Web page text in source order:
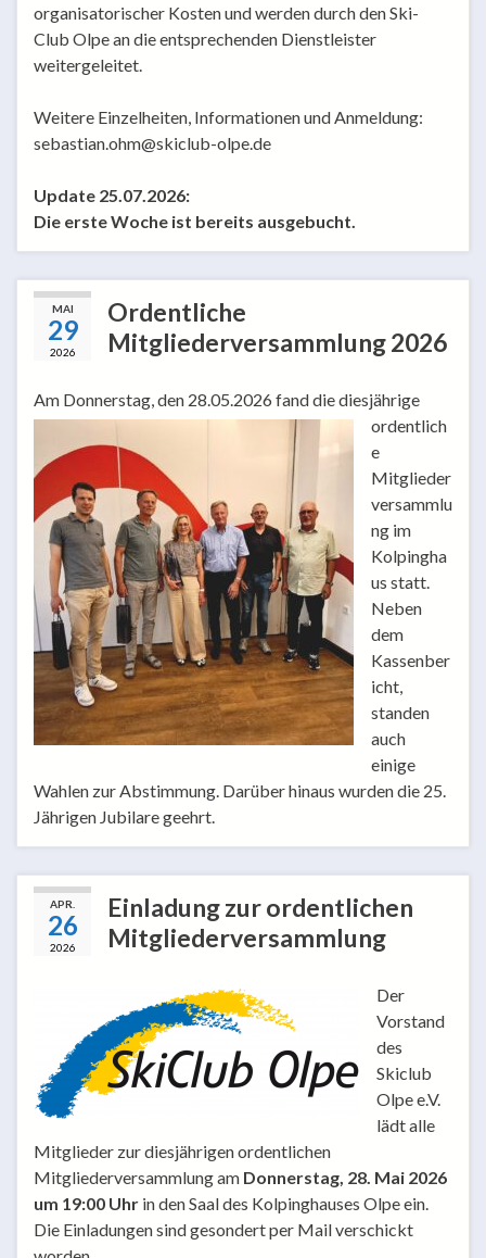
organisatorischer Kosten und werden durch den Ski-
Club Olpe an die entsprechenden Dienstleister
weitergeleitet.
Weitere Einzelheiten, Informationen und Anmeldung:
sebastian.ohm@skiclub-olpe.de
Update 25.07.2026:
Die erste Woche ist bereits ausgebucht.
MAI
29
2026
Ordentliche
Mitgliederversammlung 2026
Am Donnerstag, den 28.05.2026 fand die diesjährige
ordentlich
e
Mitglieder
versammlu
ng im
Kolpingha
us statt.
Neben
dem
Kassenber
icht,
standen
auch
einige
Wahlen zur Abstimmung. Darüber hinaus wurden die 25.
Jährigen Jubilare geehrt.
APR.
26
2026
Einladung zur ordentlichen
Mitgliederversammlung
Der
Vorstand
des
Skiclub
Olpe e.V.
lädt alle
Mitglieder zur diesjährigen ordentlichen
Mitgliederversammlung am Donnerstag, 28. Mai 2026
um 19:00 Uhr in den Saal des Kolpinghauses Olpe ein.
Die Einladungen sind gesondert per Mail verschickt